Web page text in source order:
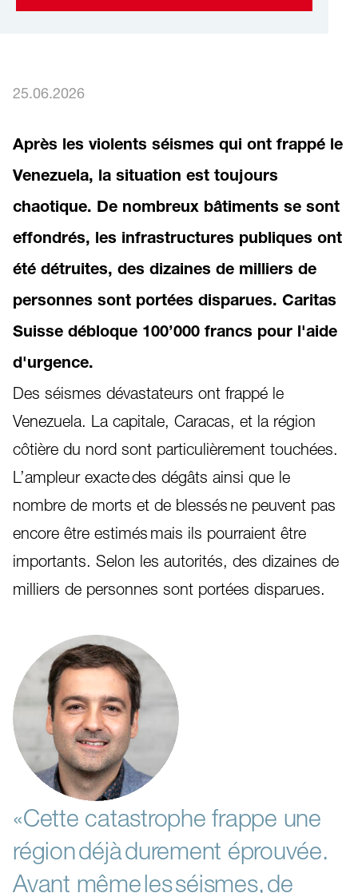
25.06.2026
Après les violents séismes qui ont frappé le
Venezuela, la situation est toujours
chaotique. De nombreux bâtiments se sont
effondrés, les infrastructures publiques ont
été détruites, des dizaines de milliers de
personnes sont portées disparues. Caritas
Suisse débloque 100’000 francs pour l'aide
d'urgence.
Des séismes dévastateurs ont frappé le
Venezuela. La capitale, Caracas, et la région
côtière du nord sont particulièrement touchées.
L’ampleur exacte des dégâts ainsi que le
nombre de morts et de blessés ne peuvent pas
encore être estimés mais ils pourraient être
importants. Selon les autorités, des dizaines de
milliers de personnes sont portées disparues.
«Cette catastrophe frappe une
région déjà durement éprouvée.
Avant même les séismes, de